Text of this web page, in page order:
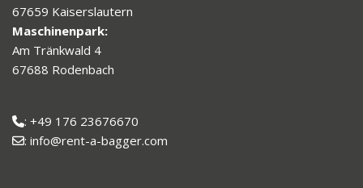
67659 Kaiserslautern
Maschinenpark:
Am Tränkwald 4
67688 Rodenbach
: +49 176 23676670
: info@rent-a-bagger.com